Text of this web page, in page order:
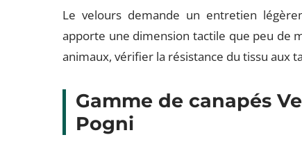
Le velours demande un entretien
apporte une dimension tactile que peu de
animaux, vérifier la résistance du tissu aux
Gamme de canapés
Pogni